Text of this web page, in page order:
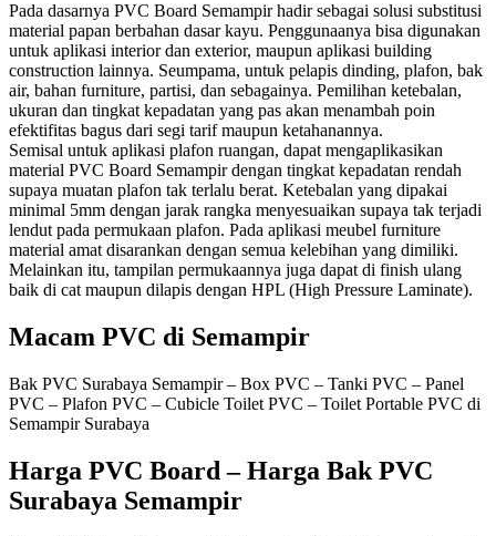
Pada dasarnya PVC Board Semampir hadir sebagai solusi substitusi
material papan berbahan dasar kayu. Penggunaanya bisa digunakan
untuk aplikasi interior dan exterior, maupun aplikasi building
construction lainnya. Seumpama, untuk pelapis dinding, plafon, bak
air, bahan furniture, partisi, dan sebagainya. Pemilihan ketebalan,
ukuran dan tingkat kepadatan yang pas akan menambah poin
efektifitas bagus dari segi tarif maupun ketahanannya.
Semisal untuk aplikasi plafon ruangan, dapat mengaplikasikan
material PVC Board Semampir dengan tingkat kepadatan rendah
supaya muatan plafon tak terlalu berat. Ketebalan yang dipakai
minimal 5mm dengan jarak rangka menyesuaikan supaya tak terjadi
lendut pada permukaan plafon. Pada aplikasi meubel furniture
material amat disarankan dengan semua kelebihan yang dimiliki.
Melainkan itu, tampilan permukaannya juga dapat di finish ulang
baik di cat maupun dilapis dengan HPL (High Pressure Laminate).
Macam PVC di Semampir
Bak PVC Surabaya Semampir – Box PVC – Tanki PVC – Panel
PVC – Plafon PVC – Cubicle Toilet PVC – Toilet Portable PVC di
Semampir Surabaya
Harga PVC Board – Harga Bak PVC
Surabaya Semampir